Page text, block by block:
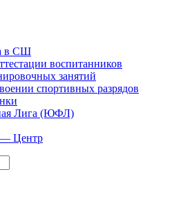
в СШ
воспитанников
занятий
спортивных разрядов
Лига (ЮФЛ)
Центр